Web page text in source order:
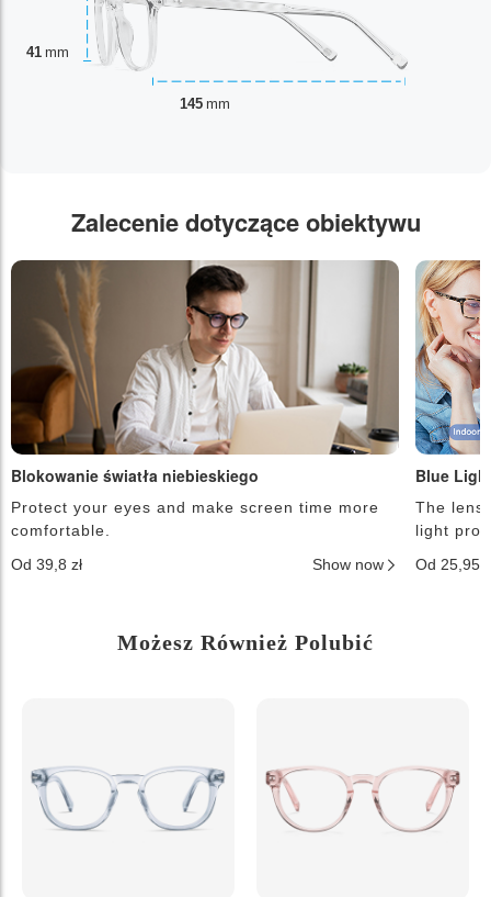
41 mm
145 mm
Zalecenie dotyczące obiektywu
Blokowanie światła niebieskiego
Protect your eyes and make screen time more
comfortable.
Od 39,8 zł
Show now
Blue
The
light
Od 25,95
Możesz Również Polubić